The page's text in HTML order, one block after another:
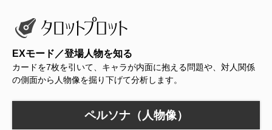
EXモード／登場人物を知る
カードを7枚を引いて、キャラが内面に抱える問題や、対人関係
の側面から人物像を掘り下げて分析します。
ペルソナ（人物像）